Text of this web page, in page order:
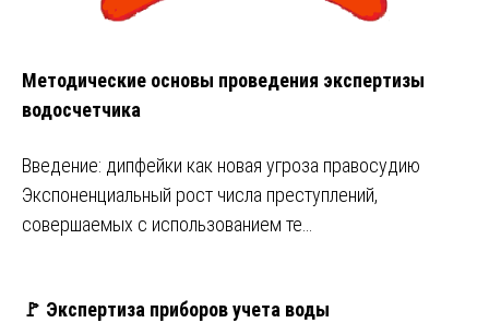
Методические основы проведения экспертизы
водосчетчика
Введение: дипфейки как новая угроза правосудию
Экспоненциальный рост числа преступлений,
совершаемых с использованием те…
🚩 Экспертиза приборов учета воды